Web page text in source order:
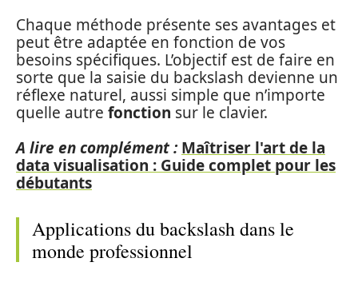
Chaque méthode présente ses avantages et
peut être adaptée en fonction de vos
besoins spécifiques. L’objectif est de faire en
sorte que la saisie du backslash devienne un
réflexe naturel, aussi simple que n’importe
quelle autre fonction sur le clavier.
A lire en complément : Maîtriser l'art de la
data visualisation : Guide complet pour les
débutants
Applications du backslash dans le
monde professionnel